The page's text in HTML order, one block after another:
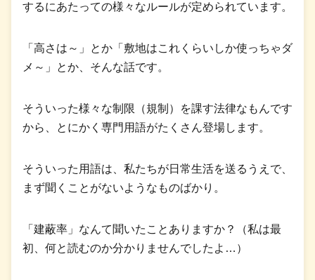
するにあたっての様々なルールが定められています。
「高さは～」とか「敷地はこれくらいしか使っちゃダ
メ～」とか、そんな話です。
そういった様々な制限（規制）を課す法律なもんです
から、とにかく専門用語がたくさん登場します。
そういった用語は、私たちが日常生活を送るうえで、
まず聞くことがないようなものばかり。
「建蔽率」なんて聞いたことありますか？（私は最
初、何と読むのか分かりませんでしたよ…）